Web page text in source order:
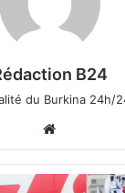
B24
du Burkina 24h/
bsi
te